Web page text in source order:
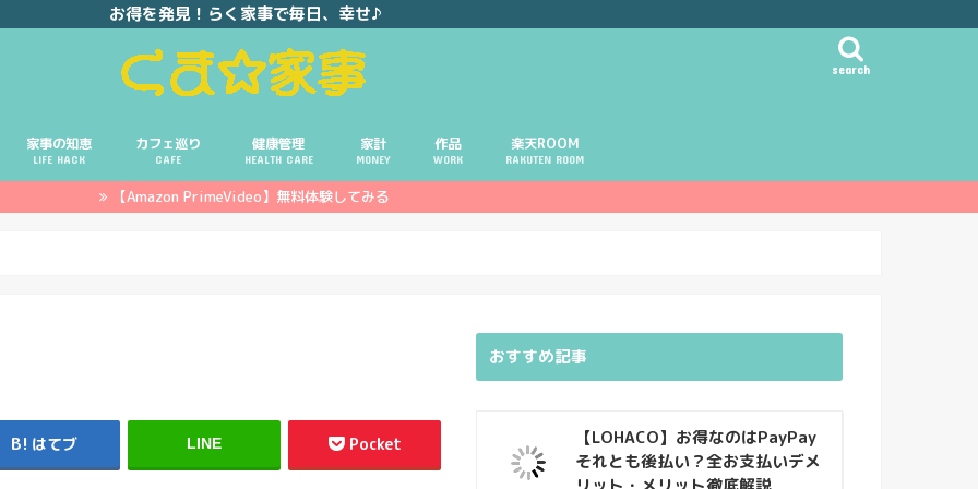
お得を発見！らく家事で毎日、幸せ♪
search
家事の知恵
LIFE HACK
カフェ巡り
CAFE
健康管理
HEALTH CARE
家計
MONEY
ポイ活
投資
副業
作品
WORK
楽天ROOM
RAKUTEN ROOM
【Amazon PrimeVideo】無料体験してみる
はてブ LINE Pocket
おすすめ記事
【LOHACO】お得なのはPayPay
それとも後払い？全お支払いデメ